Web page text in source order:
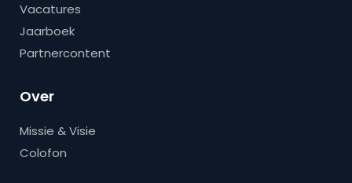
Vacatures
Jaarboek
Partnercontent
Over
Missie & Visie
Colofon